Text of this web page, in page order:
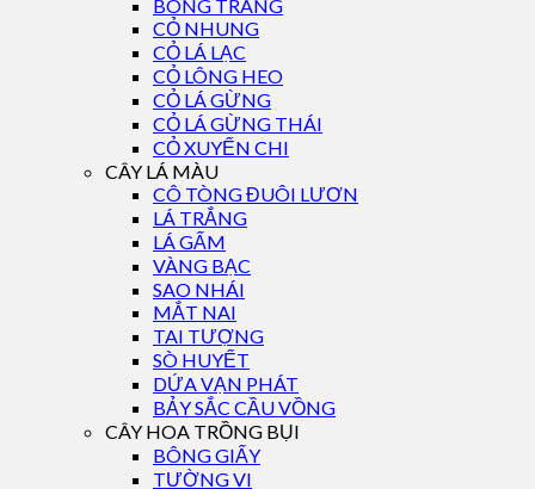
BÔNG TRANG
CỎ NHUNG
CỎ LÁ LẠC
CỎ LÔNG HEO
CỎ LÁ GỪNG
CỎ LÁ GỪNG THÁI
CỎ XUYẾN CHI
CÂY LÁ MÀU
CÔ TÒNG ĐUÔI LƯƠN
LÁ TRẮNG
LÁ GẤM
VÀNG BẠC
SAO NHÁI
MẮT NAI
TAI TƯỢNG
SÒ HUYẾT
DỨA VẠN PHÁT
BẢY SẮC CẦU VỒNG
CÂY HOA TRỒNG BỤI
BÔNG GIẤY
TƯỜNG VI